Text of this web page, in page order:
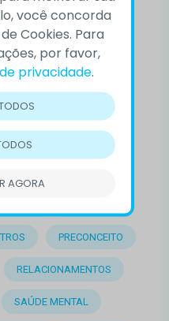
ACEITAÇÃO
BEM-ESTAR
COMPREENSÃO
PRECONCEITO
RELACIONAMENTOS
SAÚDE MENTAL
você concorda
Cookies. Para
por favor,
privacidade.
AGORA